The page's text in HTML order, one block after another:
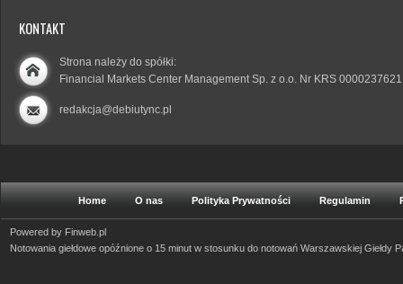
KONTAKT
Strona należy do spółki:
Financial Markets Center Management Sp. z o.o. Nr KRS 0000237621
redakcja@debiutync.pl
Home O nas Polityka Prywatności Regulamin
Powered by Finweb.pl
Notowania giełdowe opóźnione o 15 minut w stosunku do notowań Warszawskiej Giełdy